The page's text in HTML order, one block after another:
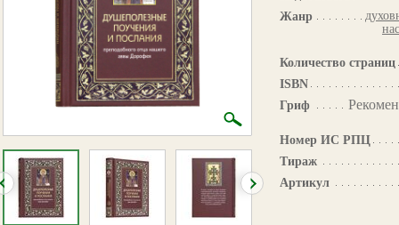
Жанр
Количество страниц
ISBN
Гриф
Номер ИС РПЦ
Тираж
Артикул